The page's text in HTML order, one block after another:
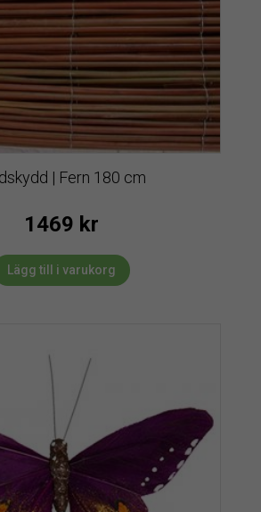
| Fern 180 cm
1469 kr
Lägg till i varukorg